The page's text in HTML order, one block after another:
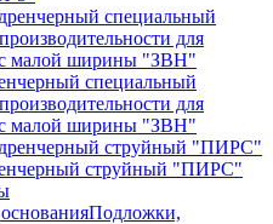
специальный
для
малой ширины "ЗВН"
струйный "ПИРС"
Подложки,